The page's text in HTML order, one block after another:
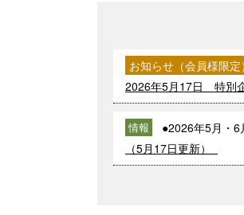
お知らせ（会員様限定）
2026年5月17日 特別
情報 ●2026年5月・6
（5月17日更新）